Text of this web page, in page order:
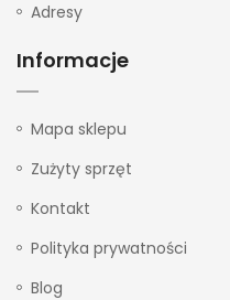
Adresy
Informacje
Mapa sklepu
Zużyty sprzęt
Kontakt
Polityka prywatności
Blog